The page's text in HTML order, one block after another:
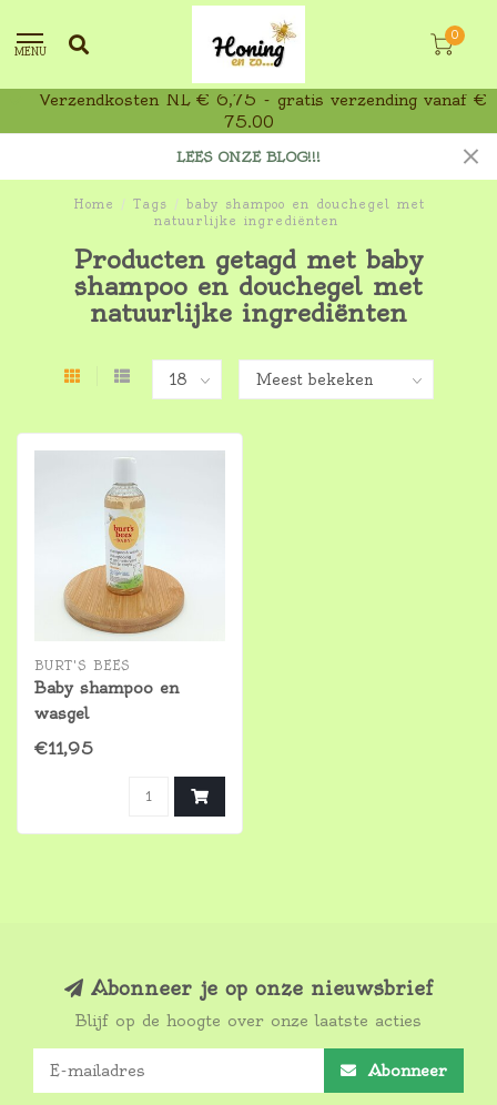
MENU
0
Verzendkosten NL € 6,75 - gratis verzending vanaf €
75,00
LEES ONZE BLOG!!!
Home / Tags / baby shampoo en douchegel met
natuurlijke ingrediënten
Producten getagd met baby
shampoo en douchegel met
natuurlijke ingrediënten
BURT'S BEES
Baby shampoo en
wasgel
€11,95
Abonneer je op onze nieuwsbrief
Blijf op de hoogte over onze laatste acties
Abonneer